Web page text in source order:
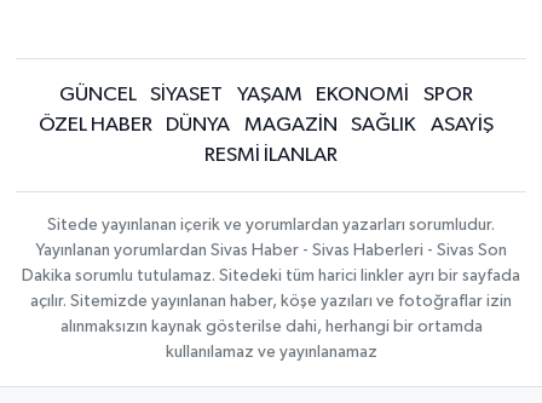
GÜNCEL SİYASET YAŞAM EKONOMİ
SPOR
ÖZEL HABER
DÜNYA MAGAZİN SAĞLIK
ASAYİŞ
RESMİ İLANLAR
Sitede yayınlanan içerik ve yorumlardan yazarları sorumludur.
Yayınlanan yorumlardan Sivas Haber - Sivas Haberleri - Sivas Son
Dakika sorumlu tutulamaz. Sitedeki tüm harici linkler ayrı bir sayfada
açılır. Sitemizde yayınlanan haber, köşe yazıları ve fotoğraflar izin
alınmaksızın kaynak gösterilse dahi, herhangi bir ortamda
kullanılamaz ve yayınlanamaz